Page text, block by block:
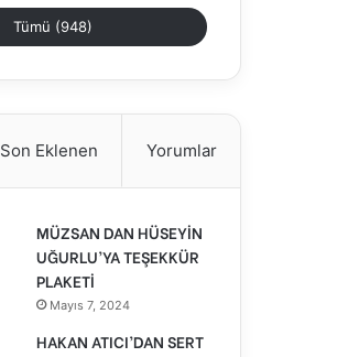
Tümü (948)
Son Eklenen Yorumlar
MÜZSAN DAN HÜSEYİN
UĞURLU’YA TEŞEKKÜR
PLAKETİ
Mayıs 7, 2024
HAKAN ATICI’DAN SERT